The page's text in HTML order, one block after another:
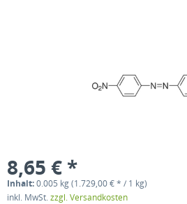
8,65 € *
Inhalt:0.005 kg (1.729,00 € * / 1 kg)
inkl. MwSt.zzgl. Versandkosten